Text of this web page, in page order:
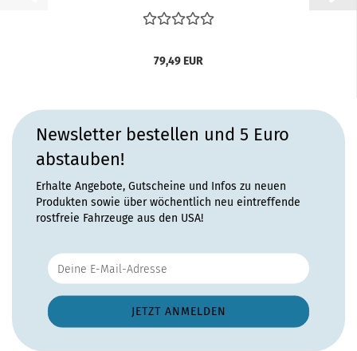
79,49 EUR
Newsletter bestellen und 5 Euro
abstauben!
Erhalte Angebote, Gutscheine und Infos zu neuen
Produkten sowie über wöchentlich neu eintreffende
rostfreie Fahrzeuge aus den USA!